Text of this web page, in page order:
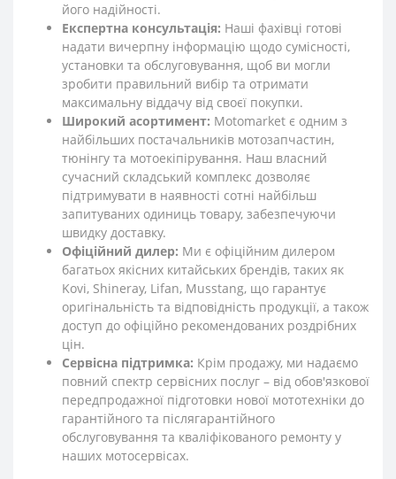
його надійності.
Експертна консультація: Наші фахівці готові
надати вичерпну інформацію щодо сумісності,
установки та обслуговування, щоб ви могли
зробити правильний вибір та отримати
максимальну віддачу від своєї покупки.
Широкий асортимент: Motomarket є одним з
найбільших постачальників мотозапчастин,
тюнінгу та мотоекіпірування. Наш власний
сучасний складський комплекс дозволяє
підтримувати в наявності сотні найбільш
запитуваних одиниць товару, забезпечуючи
швидку доставку.
Офіційний дилер: Ми є офіційним дилером
багатьох якісних китайських брендів, таких як
Kovi, Shineray, Lifan, Musstang, що гарантує
оригінальність та відповідність продукції, а також
доступ до офіційно рекомендованих роздрібних
цін.
Сервісна підтримка: Крім продажу, ми надаємо
повний спектр сервісних послуг – від обов'язкової
передпродажної підготовки нової мототехніки до
гарантійного та післягарантійного
обслуговування та кваліфікованого ремонту у
наших мотосервісах.